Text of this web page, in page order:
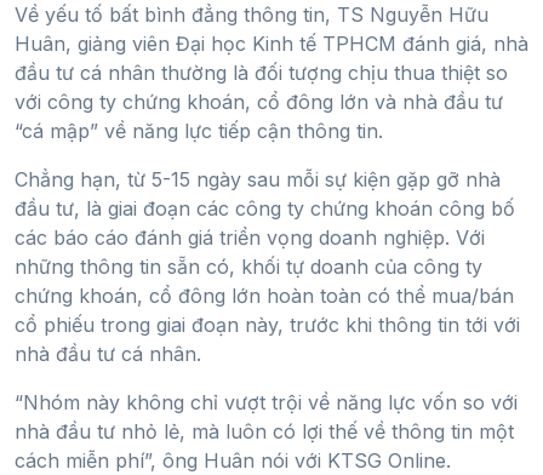
Về yếu tố bất bình đẳng thông tin, TS Nguyễn Hữu
Huân, giảng viên Đại học Kinh tế TPHCM đánh giá, nhà
đầu tư cá nhân thường là đối tượng chịu thua thiệt so
với công ty chứng khoán, cổ đông lớn và nhà đầu tư
“cá mập” về năng lực tiếp cận thông tin.
Chẳng hạn, từ 5-15 ngày sau mỗi sự kiện gặp gỡ nhà
đầu tư, là giai đoạn các công ty chứng khoán công bố
các báo cáo đánh giá triển vọng doanh nghiệp. Với
những thông tin sẵn có, khối tự doanh của công ty
chứng khoán, cổ đông lớn hoàn toàn có thể mua/bán
cổ phiếu trong giai đoạn này, trước khi thông tin tới với
nhà đầu tư cá nhân.
“Nhóm này không chỉ vượt trội về năng lực vốn so với
nhà đầu tư nhỏ lẻ, mà luôn có lợi thế về thông tin một
cách miễn phí”, ông Huân nói với KTSG Online.